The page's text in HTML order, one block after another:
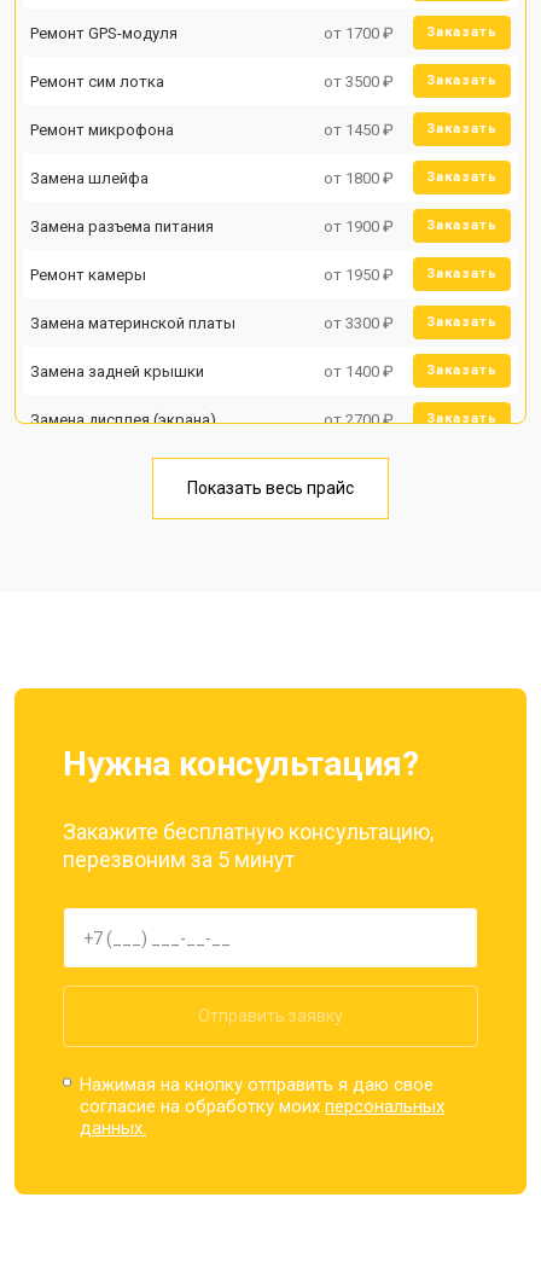
Ремонт GPS-модуля от 1700 ₽ Заказать
Ремонт сим лотка от 3500 ₽ Заказать
Ремонт микрофона от 1450 ₽ Заказать
Замена шлейфа от 1800 ₽ Заказать
Замена разъема питания от 1900 ₽ Заказать
Ремонт камеры от 1950 ₽ Заказать
Замена материнской платы от 3300 ₽ Заказать
Замена задней крышки от 1400 ₽ Заказать
Замена дисплея (экрана) от 2700 ₽ Заказать
Замена кнопки включения от 1750 ₽
Показать весь прайс
Нужна консультация?
Закажите бесплатную консультацию,
перезвоним за 5 минут
Отправить заявку
Нажимая на кнопку отправить я даю свое
согласие на обработку моихперсональных
данных.